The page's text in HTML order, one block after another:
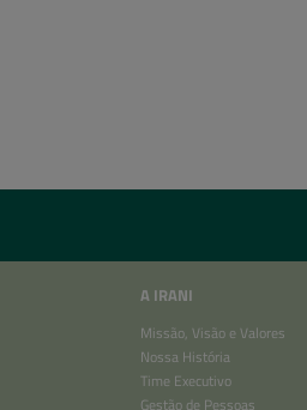
A IRANI
Missão, Visão e Valores
Nossa História
Time Executivo
Gestão de Pessoas